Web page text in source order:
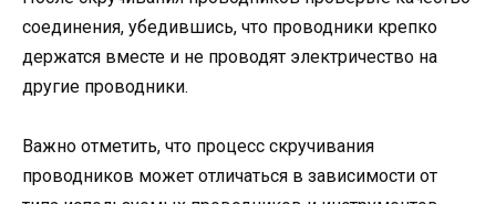
соединения, убедившись, что проводники крепко
держатся вместе и не проводят электричество на
другие проводники.
Важно отметить, что процесс скручивания
проводников может отличаться в зависимости от